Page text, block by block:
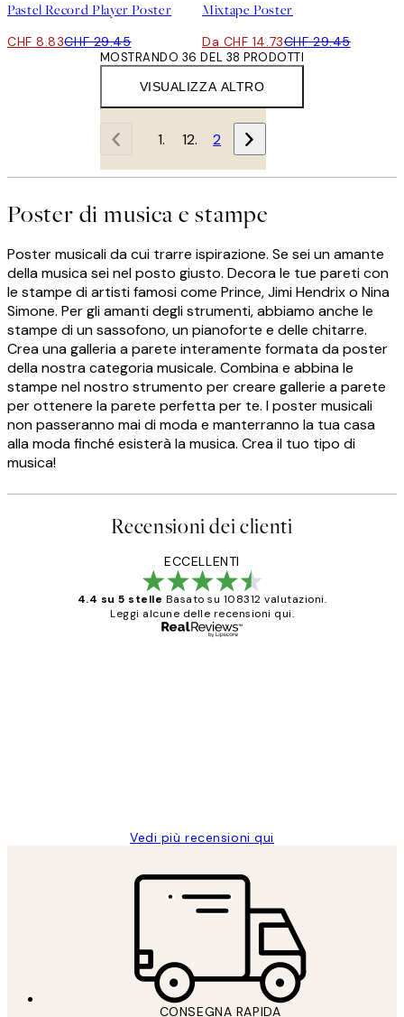
Pastel Record Player Poster
CHF 8.83CHF 29.45
Mixtape Poster
Da CHF 14.73CHF 29.45
VISUALIZZA ALTRO
MOSTRANDO 36 DEL 38 PRODOTTI
1 2
Poster di musica e stampe
Poster musicali da cui trarre ispirazione. Se sei un amante
della musica sei nel posto giusto. Decora le tue pareti con
le stampe di artisti famosi come Prince, Jimi Hendrix o Nina
Simone. Per gli amanti degli strumenti, abbiamo anche le
stampe di un sassofono, un pianoforte e delle chitarre.
Crea una galleria a parete interamente formata da poster
della nostra categoria musicale. Combina e abbina le
stampe nel nostro strumento per creare gallerie a parete
per ottenere la parete perfetta per te. I poster musicali
non passeranno mai di moda e manterranno la tua casa
alla moda finché esisterà la musica. Crea il tuo tipo di
musica!
Recensioni dei clienti
ECCELLENTI
4.4 su 5 stelle Basato su 108312 valutazioni.
Leggi alcune delle recensioni qui.
Vedi più recensioni qui
CONSEGNA RAPIDA